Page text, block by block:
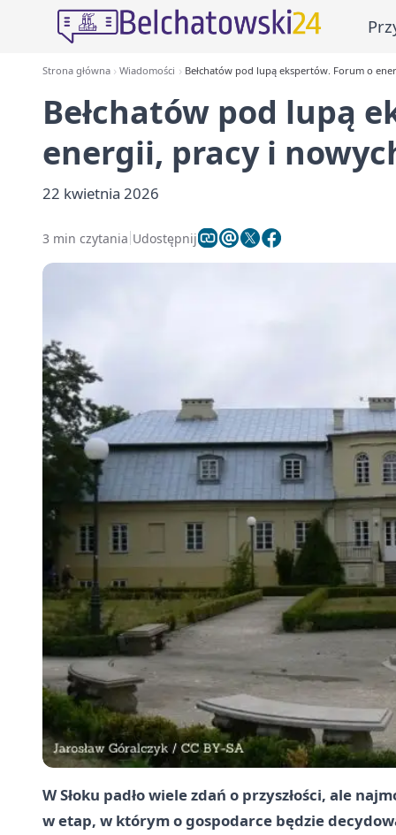
Strona główna Wiadomości Bełchatów pod lupą ekspertów. Forum o
Bełchatów pod lupą
energii, pracy i
22 kwietnia 2026
3 min czytania Udostępnij
W Słoku padło wiele zdań o przyszłości, ale
w etap, w którym o gospodarce będzie